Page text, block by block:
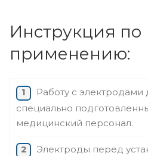
Инструкция по
применению:
Работу с
специально
медицинский персонал.
Электроды перед